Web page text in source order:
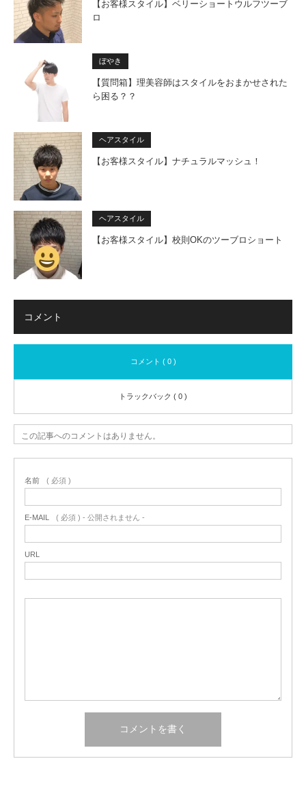
【お客様スタイル】ベリーショートウルフツーブ
ロ
ぼやき
【質問箱】理美容師はスタイルをおまかせされた
ら困る？？
ヘアスタイル
【お客様スタイル】ナチュラルマッシュ！
ヘアスタイル
【お客様スタイル】校則OKのツーブロショート
コメント
コメント ( 0 )
トラックバック ( 0 )
この記事へのコメントはありません。
名前 ( 必須 )
E-MAIL ( 必須 ) - 公開されません -
URL